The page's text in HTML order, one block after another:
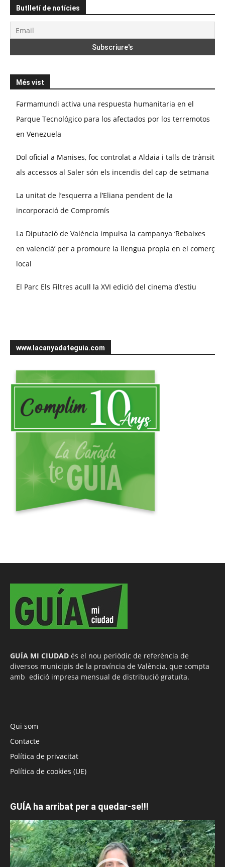
Butlletí de notícies
Més vist
Farmamundi activa una respuesta humanitaria en el
Parque Tecnológico para los afectados por los terremotos
en Venezuela
Dol oficial a Manises, foc controlat a Aldaia i talls de trànsit
als accessos al Saler són els incendis del cap de setmana
La unitat de l’esquerra a l’Eliana pendent de la
incorporació de Compromís
La Diputació de València impulsa la campanya ‘Rebaixes
en valencià’ per a promoure la llengua propia en el comerç
local
El Parc Els Filtres acull la XVI edició del cinema d’estiu
www.lacanyadateguia.com
GUÍA MI CIUDAD és el nou periòdic de referència de
diversos municipis de la província de València, que compta
amb edició impresa mensual de distribució gratuïta.
Qui som
Contacte
Política de privacitat
Política de cookies (UE)
GUÍA ha arribat per a quedar-se!!!
Reproductor
de
vídeo